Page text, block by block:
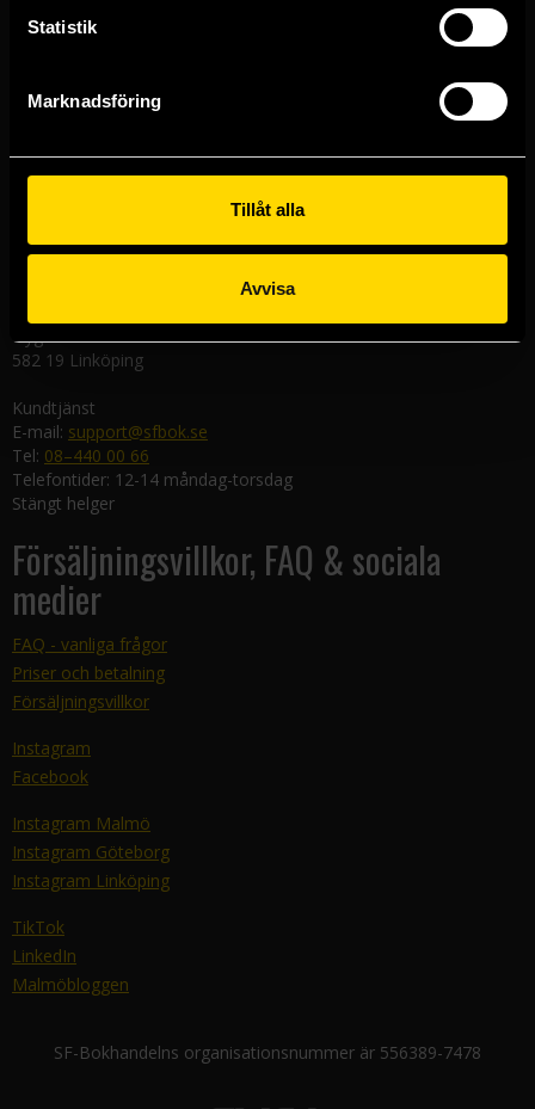
Statistik
Marknadsföring
Tillåt alla
Avvisa
Stockholmsbutiken
Södra Förstadsgatan 26
211 43 Malmö
Nygatan 20
582 19 Linköping
Kundtjänst
E-mail: support@sfbok.se
Tel: 08–440 00 66
Telefontider: 12-14 måndag-torsdag
Stängt helger
Försäljningsvillkor, FAQ & sociala
medier
FAQ - vanliga frågor
Priser och betalning
Försäljningsvillkor
Instagram
Facebook
Instagram Malmö
Instagram Göteborg
Instagram Linköping
TikTok
LinkedIn
Malmöbloggen
SF-Bokhandelns organisationsnummer är 556389-7478